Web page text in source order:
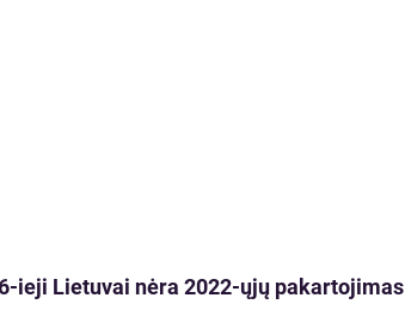
ieji Lietuvai nėra 2022-ųjų pakartojimas